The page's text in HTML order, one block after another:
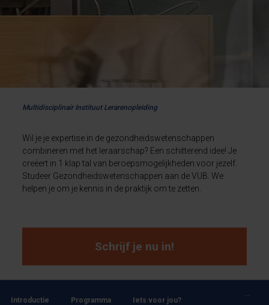
Multidisciplinair Instituut Lerarenopleiding
Wil je je expertise in de gezondheidswetenschappen
combineren met het leraarschap? Een schitterend idee! Je
creëert in 1 klap tal van beroepsmogelijkheden voor jezelf.
Studeer Gezondheidswetenschappen aan de VUB. We
helpen je om je kennis in de praktijk om te zetten.
Schrijf je nu in!
Introductie Programma Iets voor jou?